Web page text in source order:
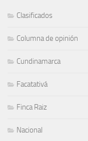
Clasificados
Columna de opinión
Cundinamarca
Facatativá
Finca Raiz
Nacional